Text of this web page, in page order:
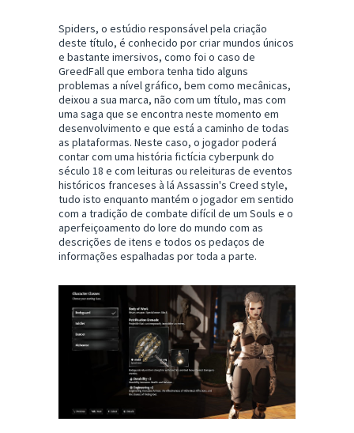
Spiders, o estúdio responsável pela criação
deste título, é conhecido por criar mundos únicos
e bastante imersivos, como foi o caso de
GreedFall que embora tenha tido alguns
problemas a nível gráfico, bem como mecânicas,
deixou a sua marca, não com um título, mas com
uma saga que se encontra neste momento em
desenvolvimento e que está a caminho de todas
as plataformas. Neste caso, o jogador poderá
contar com uma história fictícia cyberpunk do
século 18 e com leituras ou releituras de eventos
históricos franceses à lá Assassin's Creed style,
tudo isto enquanto mantém o jogador em sentido
com a tradição de combate difícil de um Souls e o
aperfeiçoamento do lore do mundo com as
descrições de itens e todos os pedaços de
informações espalhadas por toda a parte.